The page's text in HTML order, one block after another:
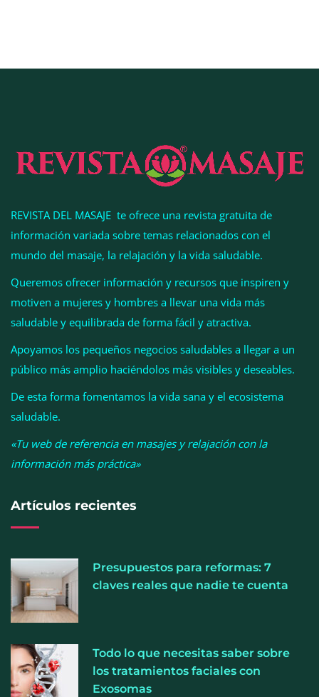
Esenzzia da la bienvenida a agosto con
perfumes de equivalencia
La luz roja, el nuevo aftersun, actúa en la
recuperación de la piel después del sol
cada vez más pacientes buscan verse mejor sin
cambiar sus rasgos, según la Clínica Mética
REVISTA DEL MASAJE te ofrece una revista gratuita de
información variada sobre temas relacionados con el
mundo del masaje, la relajación y la vida saludable.
Queremos ofrecer información y recursos que inspiren y
motiven a mujeres y hombres a llevar una vida más
saludable y equilibrada de forma fácil y atractiva.
Apoyamos los pequeños negocios saludables a llegar a un
público más amplio haciéndolos más visibles y deseables.
De esta forma fomentamos la vida sana y el ecosistema
saludable.
«Tu web de referencia en masajes y relajación con la
información más práctica»
Artículos recientes
Presupuestos para reformas: 7
claves reales que nadie te cuenta
Todo lo que necesitas saber sobre
los tratamientos faciales con
Exosomas